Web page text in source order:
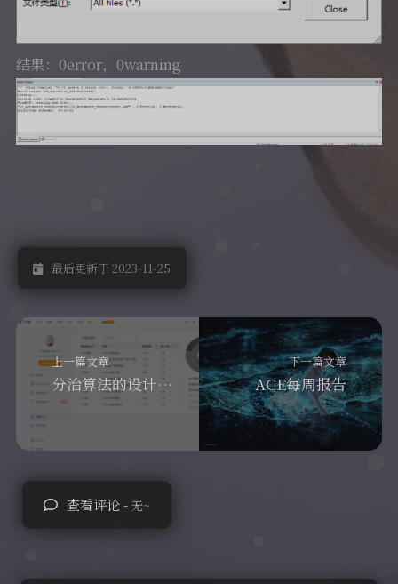
结果：0error，0warning
最后更新于 2023-11-25
上一篇文章
分治算法的设计与分析
下一篇文章
ACE每周报告
查看评论 -无~